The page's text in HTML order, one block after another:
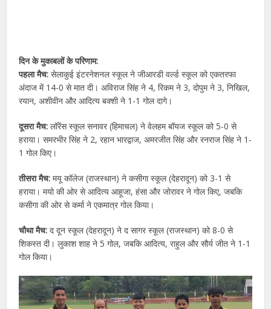
दिन के मुकाबलों के परिणाम:
पहला मैच: सेलाकुई इंटरनेशनल स्कूल ने जीआरडी वर्ल्ड स्कूल को एकतरफा
अंदाज में 14-0 से मात दी। अविराज सिंह ने 4, रिकम ने 3, दोपुम ने 3, निखिल,
रयान, अशीवीन और आदित्य बक्शी ने 1-1 गोल दागे।
दूसरा मैच:लॉरेंस स्कूल सनावर (हिमाचल) ने वेलहम बॉयज स्कूल को 5-0 से
हराया। समरभीर सिंह ने 2, रहान भारद्वाज, अमरजीत सिंह और रनराज सिंह ने 1-
1 गोल किए।
तीसरा मैच: मयू कॉलेज (राजस्थान) ने कसीगा स्कूल (देहरादून) को 3-1 से
हराया। मयो की ओर से आदित्य आहूजा, हंसा और जोरावर ने गोल किए, जबकि
कसीगा की ओर से कर्मा ने एकमात्र गोल किया।
चौथा मैच: द दून स्कूल (देहरादून) ने द सागर स्कूल (राजस्थान) को 8-0 से
शिकस्त दी। लुकाश शाह ने 5 गोल, जबकि आदित्य, राहुल और सौर्य जीत ने 1-1
गोल किया।